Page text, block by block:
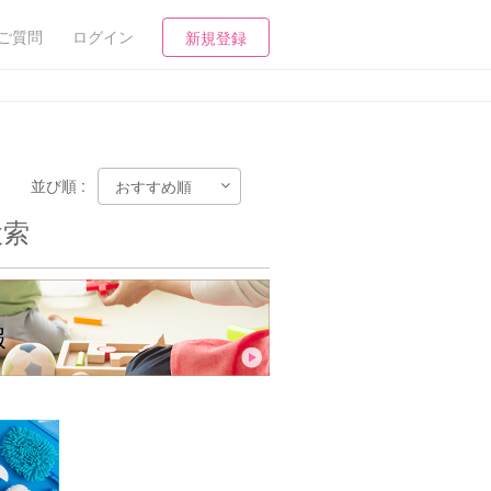
質問 ログイン 新規登録
並び順 :